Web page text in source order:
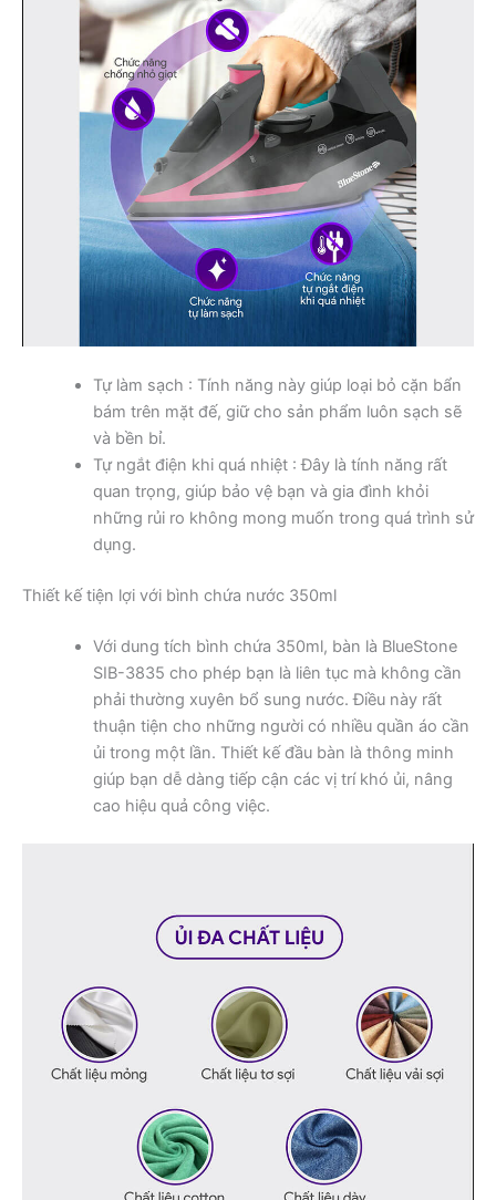
Tự làm sạch : Tính năng này giúp loại bỏ cặn bẩn
bám trên mặt đế, giữ cho sản phẩm luôn sạch sẽ
và bền bỉ.
Tự ngắt điện khi quá nhiệt : Đây là tính năng rất
quan trọng, giúp bảo vệ bạn và gia đình khỏi
những rủi ro không mong muốn trong quá trình sử
dụng.
Thiết kế tiện lợi với bình chứa nước 350ml
Với dung tích bình chứa 350ml, bàn là BlueStone
SIB-3835 cho phép bạn là liên tục mà không cần
phải thường xuyên bổ sung nước. Điều này rất
thuận tiện cho những người có nhiều quần áo cần
ủi trong một lần. Thiết kế đầu bàn là thông minh
giúp bạn dễ dàng tiếp cận các vị trí khó ủi, nâng
cao hiệu quả công việc.